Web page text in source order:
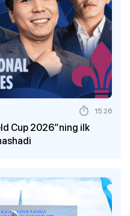
Cup 2026”ning ilk
15:26